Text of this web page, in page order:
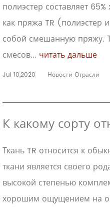
полиэстер составляет
как пряжа TR (полиэстер
собой смешанную пряжу.
смесов... читать дальше
Jul 10,2020 Новости Отрасли
К какому сорту
Ткань TR относится к
ткани является своего
высокой степенью
хорошим ощущением на